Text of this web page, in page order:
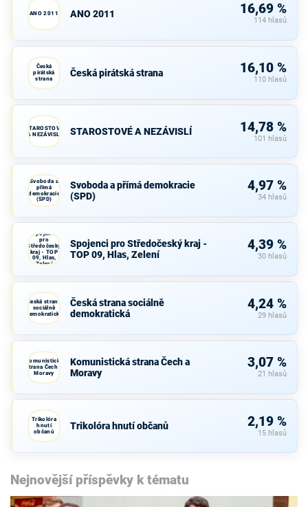
ANO 2011 ANO 2011 16,69 %
114 hlasů
Česká
pirátská
strana
Česká pirátská strana 16,10 %
110 hlasů
STAROSTOVÉ
A NEZÁVISLÍ
STAROSTOVÉ A NEZÁVISLÍ 14,78 %
101 hlasů
Svoboda a
přímá
demokracie
(SPD)
Svoboda a přímá demokracie
(SPD)
4,97 %
34 hlasů
Spojenci
pro
Středočeský
kraj - TOP
09, Hlas,
Zelení
Spojenci pro Středočeský kraj -
TOP 09, Hlas, Zelení
4,39 %
30 hlasů
Česká strana
sociálně
demokratická
Česká strana sociálně
demokratická
4,24 %
29 hlasů
Komunistická
strana Čech a
Moravy
Komunistická strana Čech a
Moravy
3,07 %
21 hlasů
Trikolóra
hnutí
občanů
Trikolóra hnutí občanů 2,19 %
15 hlasů
Nejnovější příspěvky k tématu